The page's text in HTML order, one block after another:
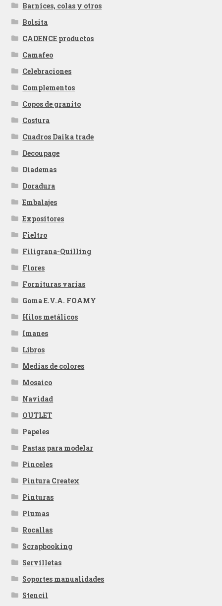
Barnices, colas y otros
Bolsita
CADENCE productos
Camafeo
Celebraciones
Complementos
Copos de granito
Costura
Cuadros Daika trade
Decoupage
Diademas
Doradura
Embalajes
Expositores
Fieltro
Filigrana-Quilling
Flores
Fornituras varias
Goma E.V.A. FOAMY
Hilos metálicos
Imanes
Libros
Medias de colores
Mosaico
Navidad
OUTLET
Papeles
Pastas para modelar
Pinceles
Pintura Createx
Pinturas
Plumas
Rocallas
Scrapbooking
Servilletas
Soportes manualidades
Stencil